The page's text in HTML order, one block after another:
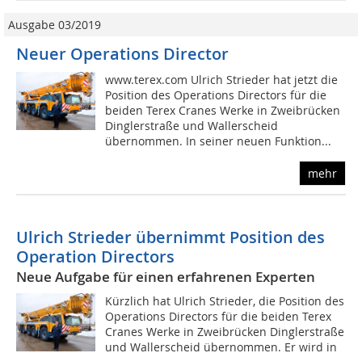
Ausgabe 03/2019
Neuer Operations Director
www.terex.com Ulrich Strieder hat jetzt die
Position des Operations Directors für die
beiden Terex Cranes Werke in Zweibrücken
Dinglerstraße und Wallerscheid
übernommen. In seiner neuen Funktion...
mehr
Ulrich Strieder übernimmt Position des
Operation Directors
Neue Aufgabe für einen erfahrenen Experten
Kürzlich hat Ulrich Strieder, die Position des
Operations Directors für die beiden Terex
Cranes Werke in Zweibrücken Dinglerstraße
und Wallerscheid übernommen. Er wird in